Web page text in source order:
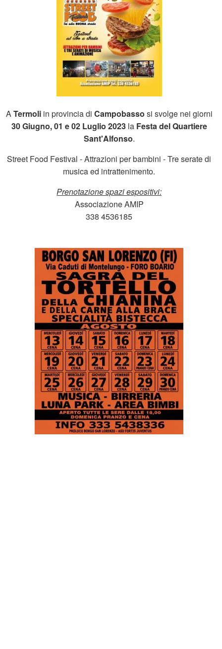
ATermoliin provincia di Campobasso si svolge nei giorni
30 Giugno, 01 e 02 Luglio 2023laFesta del Quartiere
Sant'Alfonso.
Street Food Festival - Attrazioni per bambini - Tre serate di
musica ed intrattenimento.
Prenotazione spazi espositivi:
Associazione AMIP
338 4536185